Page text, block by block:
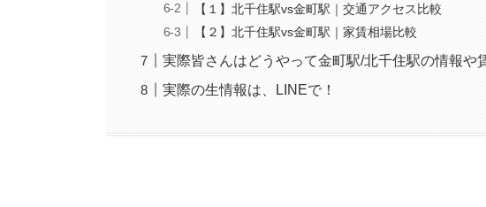
【１】北千住駅vs金町駅｜交通アクセス比較
【２】北千住駅vs金町駅｜家賃相場比較
実際皆さんはどうやって金町駅/北千住駅の情報や
実際の生情報は、LINEで！